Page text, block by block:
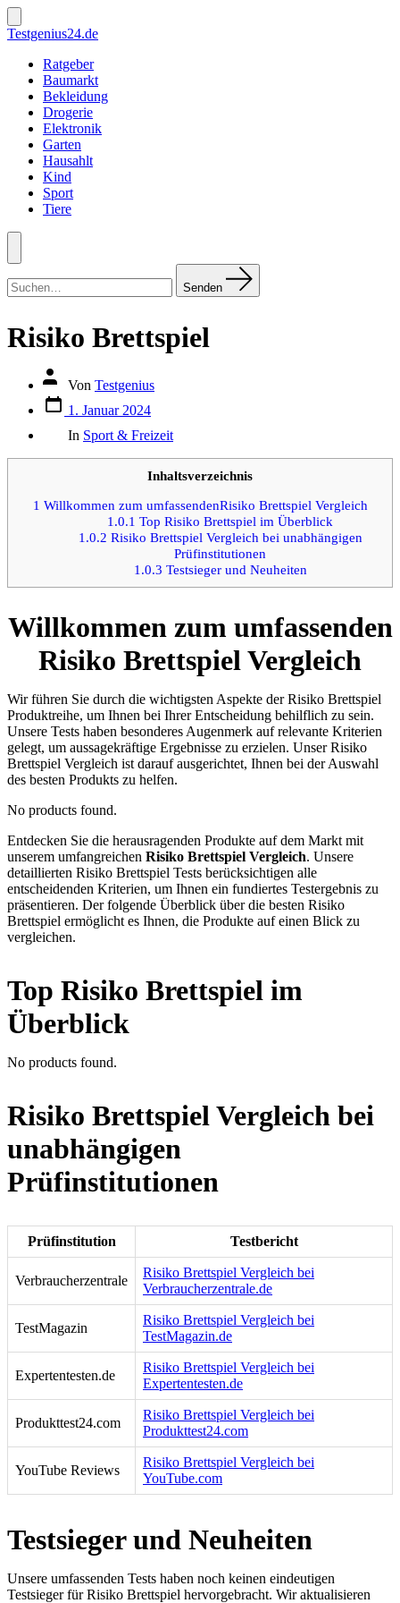
Zum
Inhalt
springen
Suche
ein-/ausblenden
Testgenius24.de
Ratgeber
Baumarkt
Bekleidung
Drogerie
Elektronik
Garten
Hausahlt
Kind
Sport
Tiere
Menü
nach:
Senden
Risiko Brettspiel
Autor
Beitrags
Von Testgenius
Datum
des
Beitrags
1. Januar 2024
In Sport & Freizeit
Inhaltsverzeichnis
1 Willkommen zum umfassendenRisiko Brettspiel Vergleich
1.0.1 Top Risiko Brettspiel im Überblick
1.0.2 Risiko Brettspiel Vergleich bei unabhängigen
Prüfinstitutionen
1.0.3 Testsieger und Neuheiten
Willkommen zum umfassenden
Risiko Brettspiel Vergleich
Wir führen Sie durch die wichtigsten Aspekte der Risiko Brettspiel
Produktreihe, um Ihnen bei Ihrer Entscheidung behilflich zu sein.
Unsere Tests haben besonderes Augenmerk auf relevante Kriterien
gelegt, um aussagekräftige Ergebnisse zu erzielen. Unser Risiko
Brettspiel Vergleich ist darauf ausgerichtet, Ihnen bei der Auswahl
des besten Produkts zu helfen.
No products found.
Entdecken Sie die herausragenden Produkte auf dem Markt mit
unserem umfangreichen Risiko Brettspiel Vergleich. Unsere
detaillierten Risiko Brettspiel Tests berücksichtigen alle
entscheidenden Kriterien, um Ihnen ein fundiertes Testergebnis zu
präsentieren. Der folgende Überblick über die besten Risiko
Brettspiel ermöglicht es Ihnen, die Produkte auf einen Blick zu
vergleichen.
Top Risiko Brettspiel im
Überblick
No products found.
Risiko Brettspiel Vergleich bei
unabhängigen
Prüfinstitutionen
Prüfinstitution Testbericht
Verbraucherzentrale
Risiko Brettspiel Vergleich bei
Verbraucherzentrale.de
TestMagazin
Risiko Brettspiel Vergleich bei
TestMagazin.de
Expertentesten.de
Risiko Brettspiel Vergleich bei
Expertentesten.de
Produkttest24.com
Risiko Brettspiel Vergleich bei
Produkttest24.com
YouTube Reviews
Risiko Brettspiel Vergleich bei
YouTube.com
Testsieger und Neuheiten
Unsere umfassenden Tests haben noch keinen eindeutigen
Testsieger für Risiko Brettspiel hervorgebracht. Wir aktualisieren